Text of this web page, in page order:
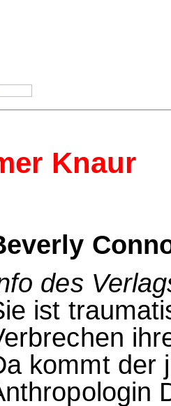
Knaur
des
ist
kommt der